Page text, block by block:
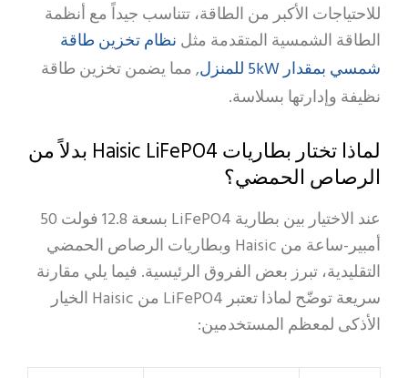
للاحتياجات الأكبر من الطاقة، تتناسب جيداً مع أنظمة
الطاقة الشمسية المتقدمة مثل نظام تخزين طاقة
شمسي بمقدار 5kW للمنزل
, مما يضمن تخزين طاقة
نظيفة وإدارتها بسلاسة.
لماذا تختار بطاريات Haisic LiFePO4 بدلاً من
الرصاص الحمضي؟
عند الاختيار بين بطارية LiFePO4 بسعة 12.8 فولت 50
أمبير-ساعة من Haisic وبطاريات الرصاص الحمضي
التقليدية، تبرز بعض الفروق الرئيسية. فيما يلي مقارنة
سريعة توضّح لماذا تعتبر LiFePO4 من Haisic الخيار
الأذكى لمعظم المستخدمين: